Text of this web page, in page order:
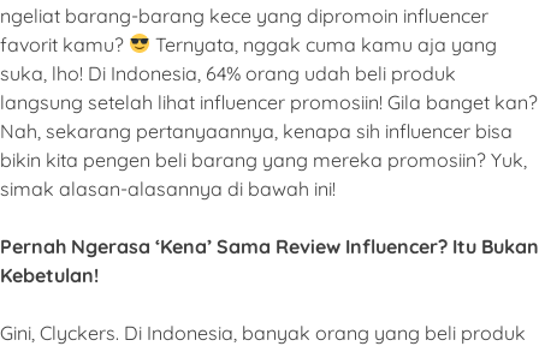
ngeliat barang-barang kece yang dipromoin influencer
favorit kamu?
Ternyata, nggak cuma kamu aja yang
suka, lho! Di Indonesia, 64% orang udah beli produk
langsung setelah lihat influencer promosiin! Gila banget kan?
Nah, sekarang pertanyaannya, kenapa sih influencer bisa
bikin kita pengen beli barang yang mereka promosiin? Yuk,
simak alasan-alasannya di bawah ini!
Pernah Ngerasa ‘Kena’ Sama Review Influencer? Itu Bukan
Kebetulan!
Gini, Clyckers. Di Indonesia, banyak orang yang beli produk